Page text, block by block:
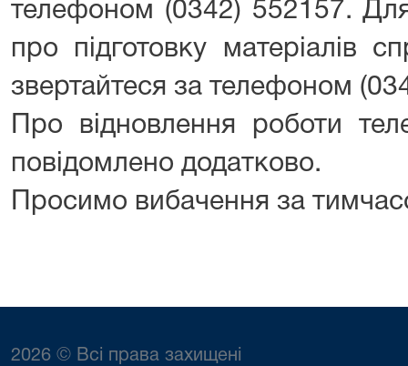
телефоном (0342) 552157.
про підготовку матеріалів
звертайтеся за телефоном
Про відновлення роботи
повідомлено додатково.
Просимо вибачення за
2026 © Всі права захищені